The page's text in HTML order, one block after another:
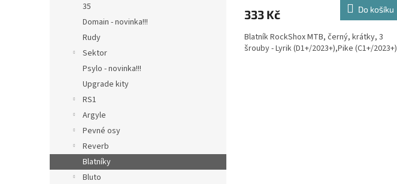
35
Domain - novinka!!!
Rudy
Sektor
Psylo - novinka!!!
Upgrade kity
RS1
Argyle
Pevné osy
Reverb
Blatníky
Bluto
333 Kč Do košíku
Blatník RockShox MTB, černý, krátky, 3
šrouby - Lyrik (D1+/2023+),Pike (C1+/2023+)